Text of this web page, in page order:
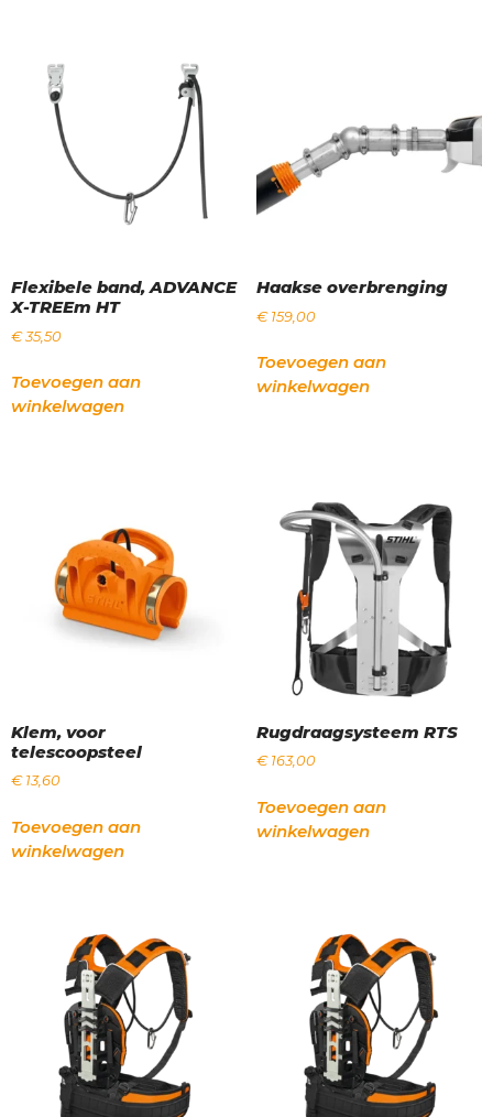
Flexibele band, ADVANCE
X-TREEm HT
€35,50
Toevoegen aan
winkelwagen
Haakse overbrenging
€159,00
Toevoegen aan
winkelwagen
Klem, voor
telescoopsteel
€13,60
Toevoegen aan
winkelwagen
Rugdraagsysteem RTS
€163,00
Toevoegen aan
winkelwagen